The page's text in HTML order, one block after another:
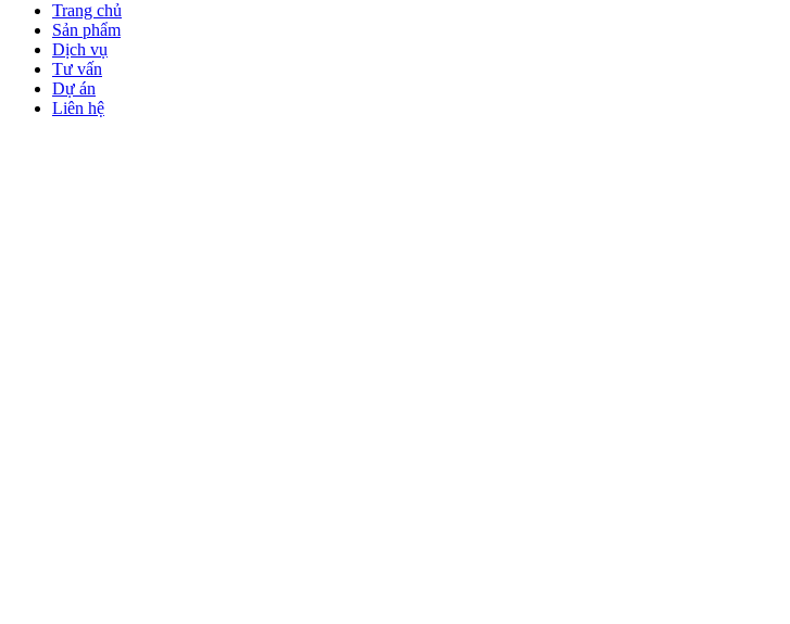
Trang chủ
Sản phẩm
Dịch vụ
Tư vấn
Dự án
Liên hệ